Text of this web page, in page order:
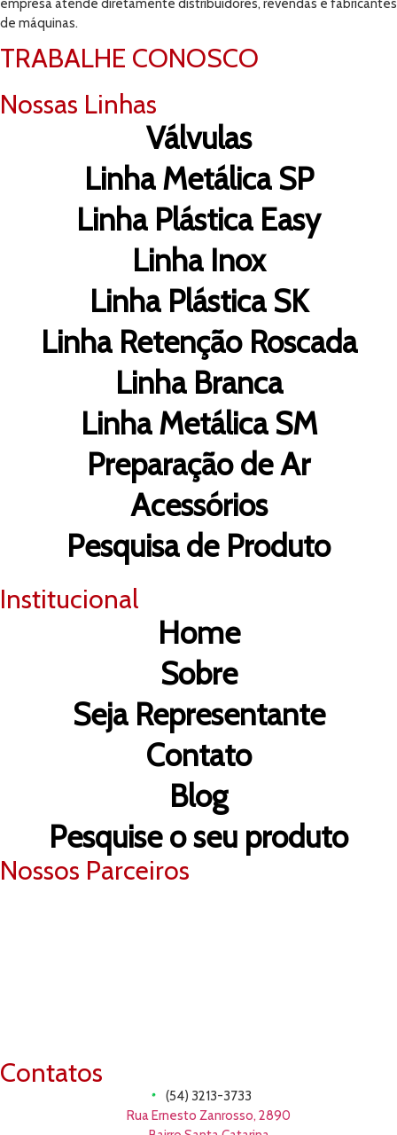
empresa atende diretamente distribuidores, revendas e fabricantes
de máquinas.
TRABALHE CONOSCO
Nossas Linhas
Válvulas
Linha Metálica SP
Linha Plástica Easy
Linha Inox
Linha Plástica SK
Linha Retenção Roscada
Linha Branca
Linha Metálica SM
Preparação de Ar
Acessórios
Pesquisa de Produto
Institucional
Home
Sobre
Seja Representante
Contato
Blog
Pesquise o seu produto
Nossos Parceiros
Contatos
(54) 3213-3733
Rua Ernesto Zanrosso, 2890